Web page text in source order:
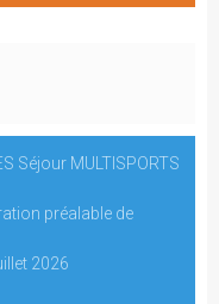
Séjour MULTISPORTS
préalable de
2026